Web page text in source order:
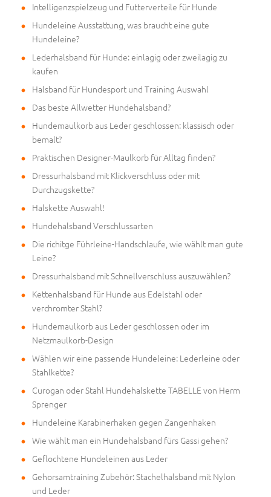
Intelligenzspielzeug und Futterverteile für Hunde
Hundeleine Ausstattung, was braucht eine gute
Hundeleine?
Lederhalsband für Hunde: einlagig oder zweilagig zu
kaufen
Halsband für Hundesport und Training Auswahl
Das beste Allwetter Hundehalsband?
Hundemaulkorb aus Leder geschlossen: klassisch oder
bemalt?
Praktischen Designer-Maulkorb für Alltag finden?
Dressurhalsband mit Klickverschluss oder mit
Durchzugskette?
Halskette Auswahl!
Hundehalsband Verschlussarten
Die richitge Führleine-Handschlaufe, wie wählt man gute
Leine?
Dressurhalsband mit Schnellverschluss auszuwählen?
Kettenhalsband für Hunde aus Edelstahl oder
verchromter Stahl?
Hundemaulkorb aus Leder geschlossen oder im
Netzmaulkorb-Design
Wählen wir eine passende Hundeleine: Lederleine oder
Stahlkette?
Curogan oder Stahl Hundehalskette TABELLE von Herm
Sprenger
Hundeleine Karabinerhaken gegen Zangenhaken
Wie wählt man ein Hundehalsband fürs Gassi gehen?
Geflochtene Hundeleinen aus Leder
Gehorsamtraining Zubehör: Stachelhalsband mit Nylon
und Leder